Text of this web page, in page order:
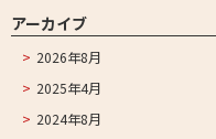
アーカイブ
2026年8月
2025年4月
2024年8月